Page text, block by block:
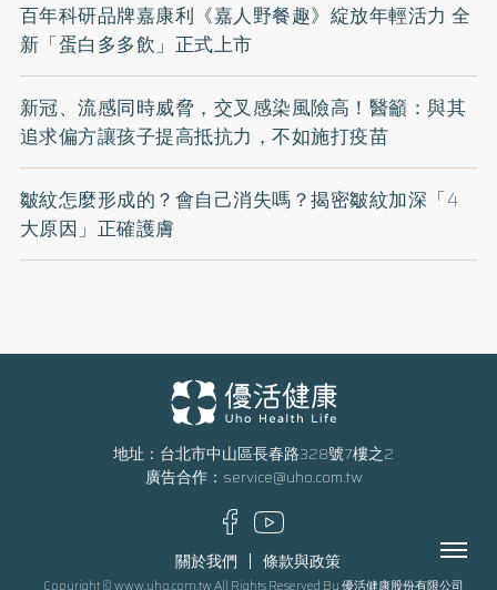
百年科研品牌嘉康利《嘉人野餐趣》綻放年輕活力 全
新「蛋白多多飲」正式上市
新冠、流感同時威脅，交叉感染風險高！醫籲：與其
追求偏方讓孩子提高抵抗力，不如施打疫苗
皺紋怎麼形成的？會自己消失嗎？揭密皺紋加深「4
大原因」正確護膚
地址：台北市中山區長春路328號7樓之2
廣告合作： service@uho.com.tw
關於我們 條款與政策 Menu